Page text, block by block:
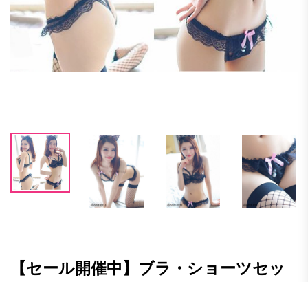
【セール開催中】ブラ・ショーツセッ